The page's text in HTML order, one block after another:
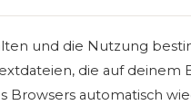
und die Nutzung
die auf deinem
automatisch